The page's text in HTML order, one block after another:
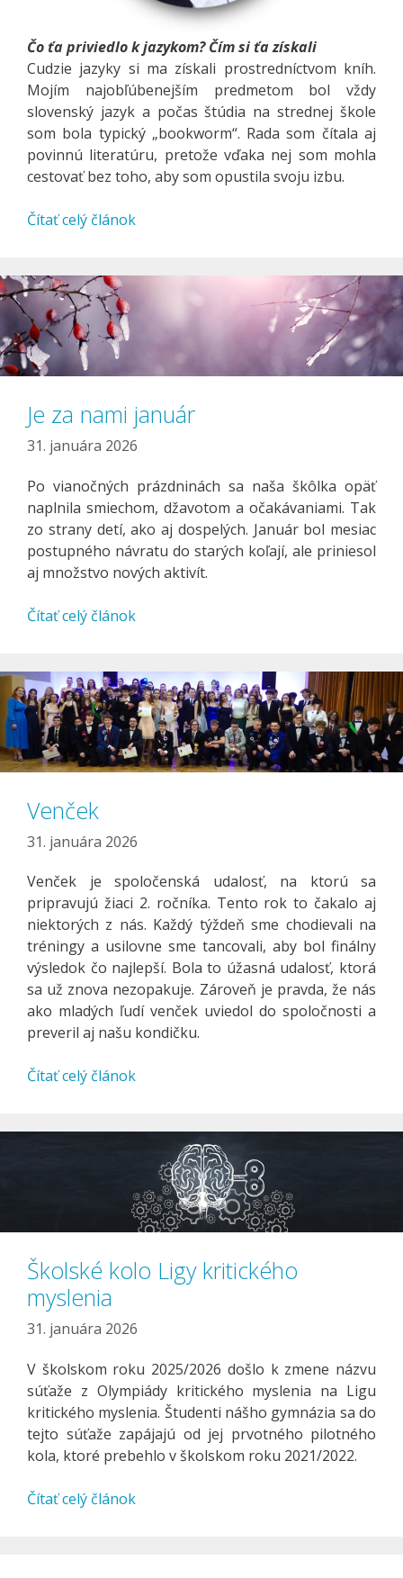
Čo ťa priviedlo k jazykom? Čím si ťa získali
Cudzie jazyky si ma získali prostredníctvom kníh.
Mojím najobľúbenejším predmetom bol vždy
slovenský jazyk a počas štúdia na strednej škole
som bola typický „bookworm“. Rada som čítala aj
povinnú literatúru, pretože vďaka nej som mohla
cestovať bez toho, aby som opustila svoju izbu.
Čítať celý článok
Je za nami január
31. januára 2026
Po vianočných prázdninách sa naša škôlka opäť
naplnila smiechom, džavotom a očakávaniami. Tak
zo strany detí, ako aj dospelých. Január bol mesiac
postupného návratu do starých koľají, ale priniesol
aj množstvo nových aktivít.
Čítať celý článok
Venček
31. januára 2026
Venček je spoločenská udalosť, na ktorú sa
pripravujú žiaci 2. ročníka. Tento rok to čakalo aj
niektorých z nás. Každý týždeň sme chodievali na
tréningy a usilovne sme tancovali, aby bol finálny
výsledok čo najlepší. Bola to úžasná udalosť, ktorá
sa už znova nezopakuje. Zároveň je pravda, že nás
ako mladých ľudí venček uviedol do spoločnosti a
preveril aj našu kondičku.
Čítať celý článok
Školské kolo Ligy kritického
myslenia
31. januára 2026
V školskom roku 2025/2026 došlo k zmene názvu
súťaže z Olympiády kritického myslenia na Ligu
kritického myslenia. Študenti nášho gymnázia sa do
tejto súťaže zapájajú od jej prvotného pilotného
kola, ktoré prebehlo v školskom roku 2021/2022.
Čítať celý článok